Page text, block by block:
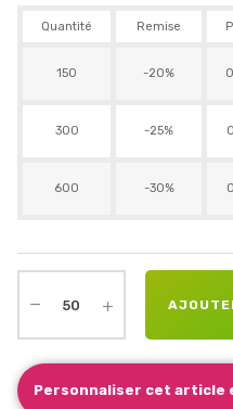
Quantité Remise
150 -20%
300 -25%
600 -30%
Personnaliser cet article